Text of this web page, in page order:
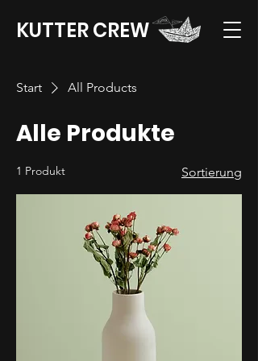
KUTTER CREW
Start All Products
Alle Produkte
1 Produkt Sortierung